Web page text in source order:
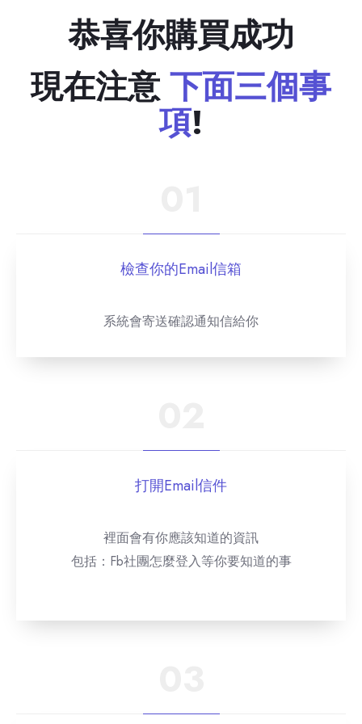
恭喜你購買成功
現在注意下面三個事
項!
檢查你的Email信箱
系統會寄送確認通知信給你
打開Email信件
裡面會有你應該知道的資訊
包括：Fb社團怎麼登入等你要知道的事